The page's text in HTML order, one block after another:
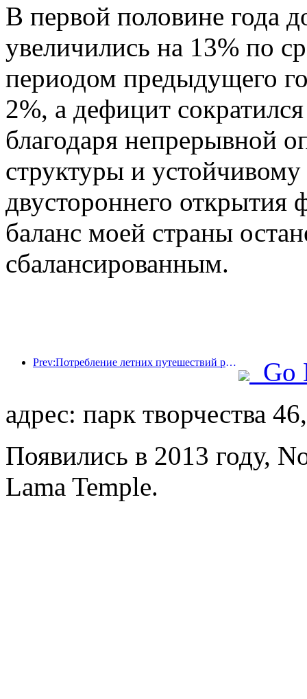
В первой половине года
увеличились на 13% по
периодом предыдущего
2%, а дефицит
благодаря непрерывной
структуры и устойчивому
двустороннего
баланс моей страны
сбалансированным.
Prev:Потребление летних путешествий резко возросло, рынок культурного туризма модернизируется и внедряет инновации
Go
адрес: парк творчества
Появились в 2013 году,
Lama Temple.